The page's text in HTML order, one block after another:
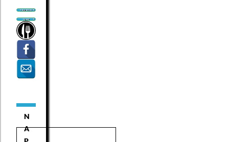
N
A